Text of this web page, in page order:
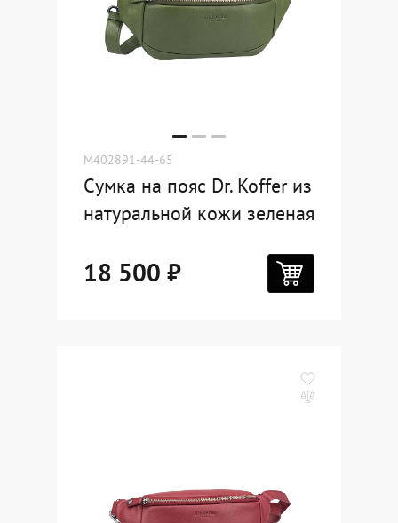
Программа лояльности
Политика обработки персональных
M402891-44-65
Сумка на пояс Dr. Koffer из
натуральной кожи зеленая
18 500 ₽